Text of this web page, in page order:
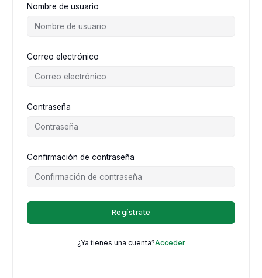
Nombre de usuario
Correo electrónico
Contraseña
Confirmación de contraseña
Regístrate
¿Ya tienes una cuenta?Acceder